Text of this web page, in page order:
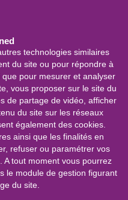
technologies similaires
du site ou pour répondre à
pour mesurer et analyser
vous proposer sur le site du
de partage de vidéo, afficher
du site sur les réseaux
également des cookies.
ainsi que les finalités en
refuser ou paramétrer vos
A tout moment vous pourrez
le module de gestion figurant
du site.